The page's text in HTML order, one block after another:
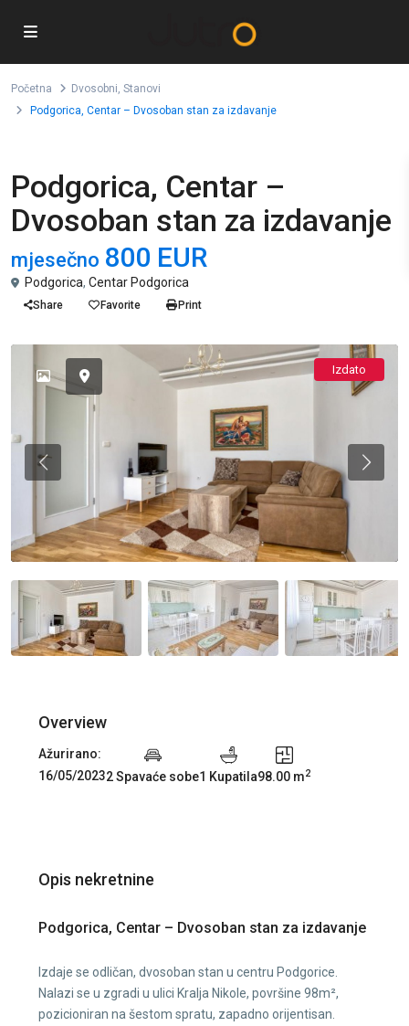
Početna Dvosobni, Stanovi
Podgorica, Centar – Dvosoban stan za izdavanje
Podgorica, Centar –
Dvosoban stan za izdavanje
mjesečno 800 EUR
Podgorica, Centar Podgorica
Share Favorite Print
Izdato
Previous
Overview
Ažurirano:
16/05/20232 Spavaće sobe1 Kupatila98.00 m2
Opis nekretnine
Podgorica, Centar – Dvosoban stan za izdavanje
Izdaje se odličan, dvosoban stan u centru Podgorice.
Nalazi se u zgradi u ulici Kralja Nikole, površine 98m²,
pozicioniran na šestom spratu, zapadno orijentisan.